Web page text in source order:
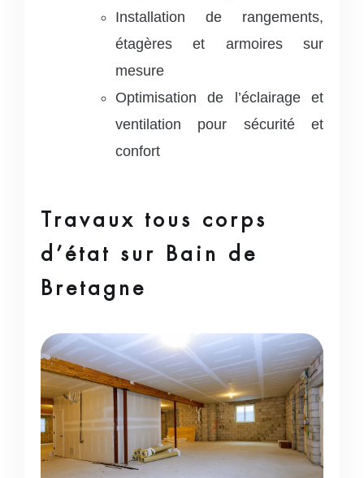
Installation de rangements,
étagères et armoires sur
mesure
Optimisation de l’éclairage et
ventilation pour sécurité et
confort
Travaux tous corps
d’état sur Bain de
Bretagne